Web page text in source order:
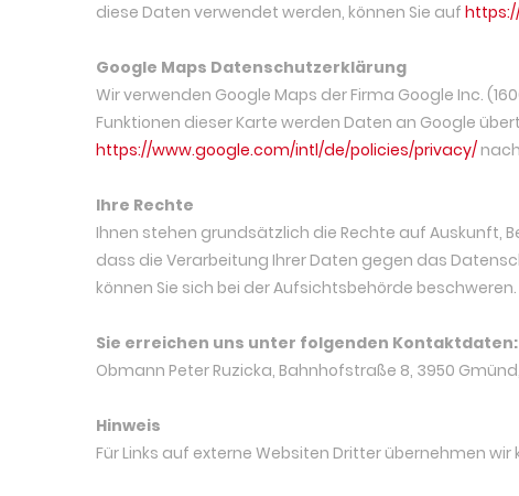
diese Daten verwendet werden, können Sie auf
Google Maps Datenschutzerklärung
Wir verwenden Google Maps der Firma Google Inc.
Funktionen dieser Karte werden Daten an Google
https://www.google.com/intl/de/policies/privacy/
Ihre Rechte
Ihnen stehen grundsätzlich die Rechte auf Auskunft,
dass die Verarbeitung Ihrer Daten gegen das
können Sie sich bei der Aufsichtsbehörde
Sie erreichen uns unter folgenden Kontaktdaten:
Obmann Peter Ruzicka, Bahnhofstraße 8, 3950 Gmünd,
Hinweis
Für Links auf externe Websiten Dritter übernehmen